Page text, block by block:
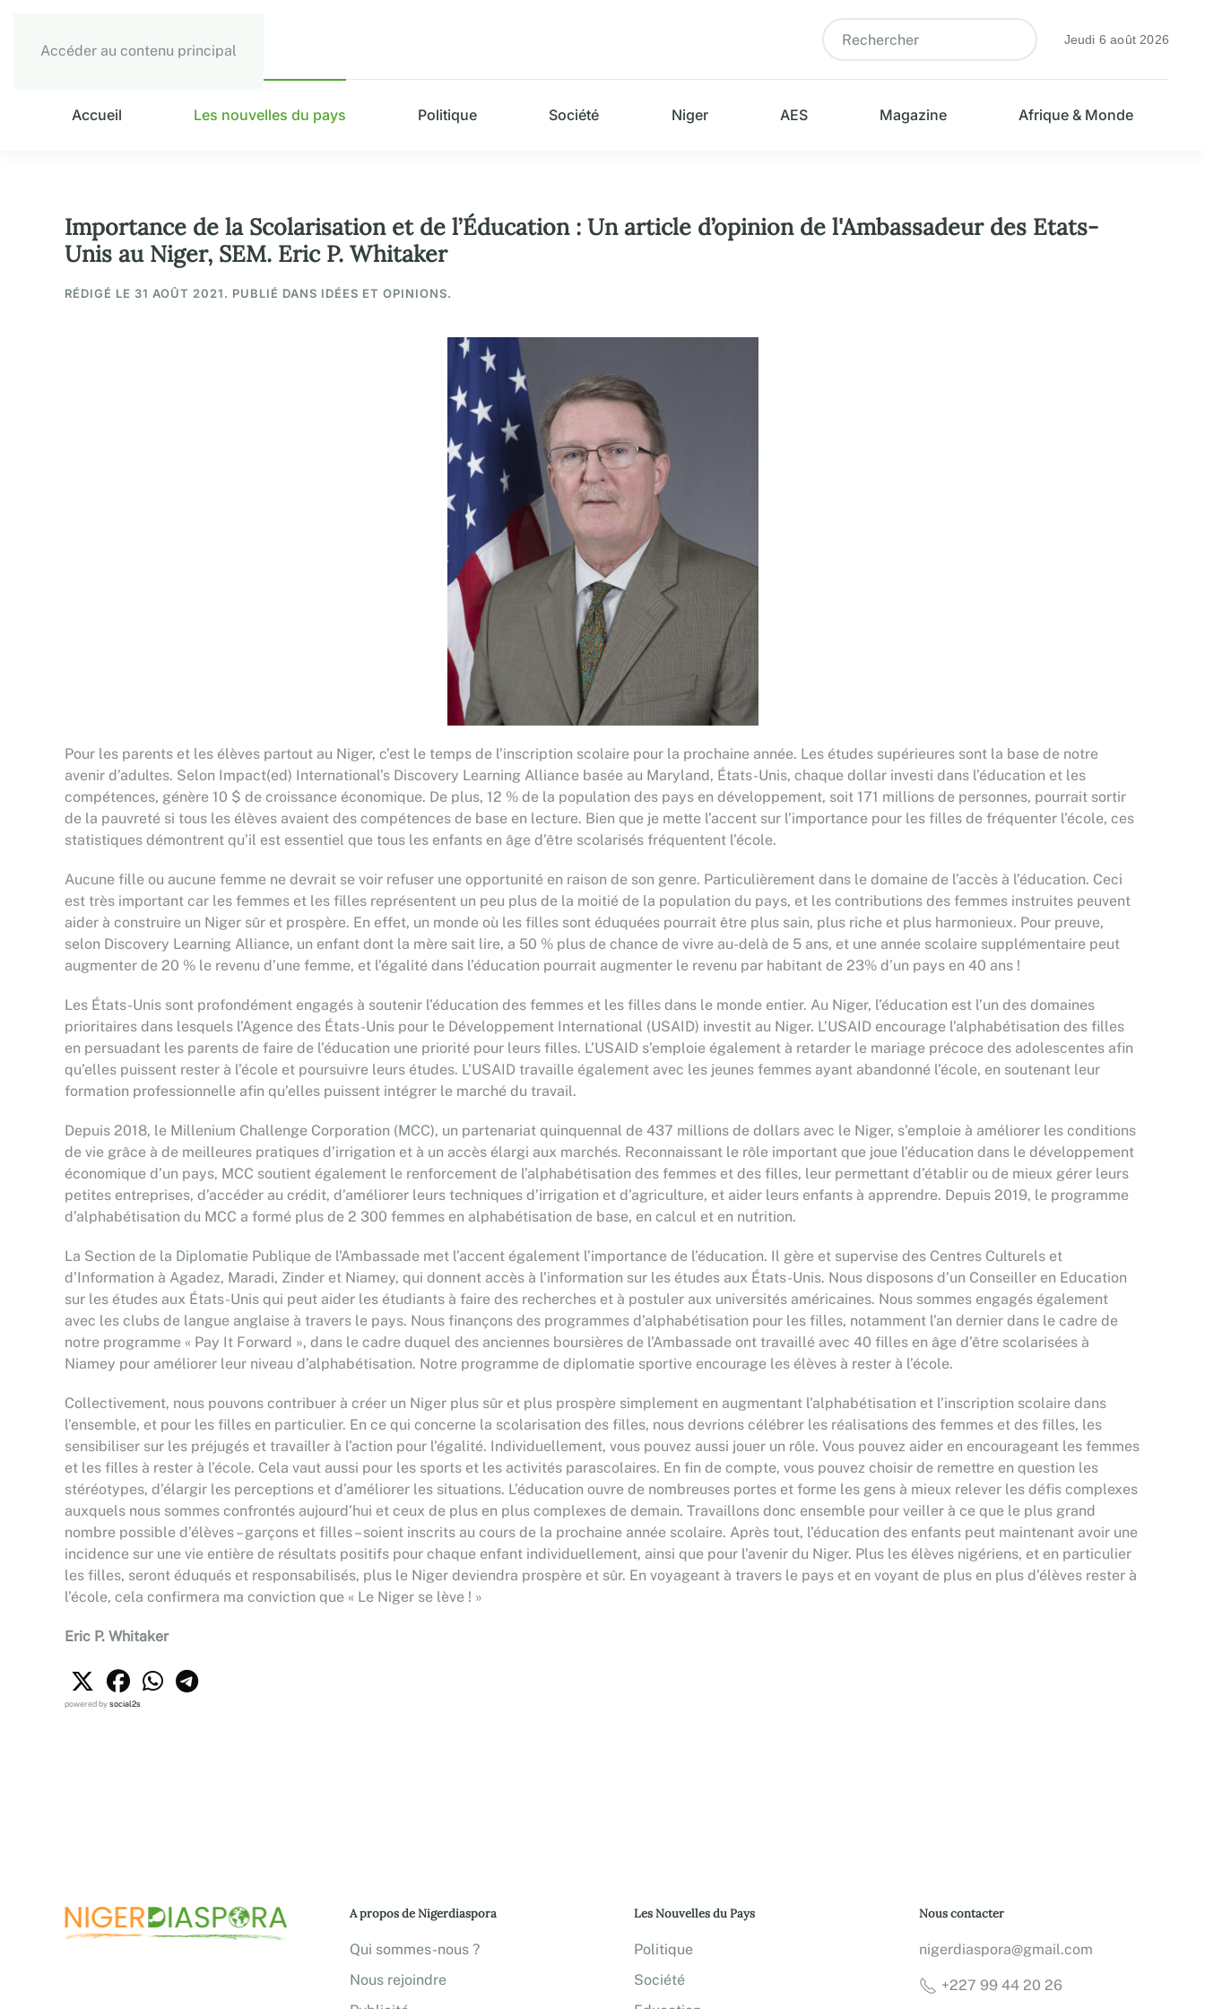
Accéder au contenu principal
Jeudi 6 août 2026
Accueil Les nouvelles du pays Politique Société Niger AES Magazine Afrique & Monde
Importance de la Scolarisation et de l’Éducation : Un article d’opinion de l'Ambassadeur des Etats-
Unis au Niger, SEM. Eric P. Whitaker
RÉDIGÉ LE 31 AOÛT 2021. PUBLIÉ DANS IDÉES ET OPINIONS.
Pour les parents et les élèves partout au Niger, c’est le temps de l’inscription scolaire pour la prochaine année. Les études supérieures sont la base de notre
avenir d’adultes. Selon Impact(ed) International’s Discovery Learning Alliance basée au Maryland, États-Unis, chaque dollar investi dans l’éducation et les
compétences, génère 10 $ de croissance économique. De plus, 12 % de la population des pays en développement, soit 171 millions de personnes, pourrait sortir
de la pauvreté si tous les élèves avaient des compétences de base en lecture. Bien que je mette l’accent sur l’importance pour les filles de fréquenter l’école, ces
statistiques démontrent qu’il est essentiel que tous les enfants en âge d’être scolarisés fréquentent l’école.
Aucune fille ou aucune femme ne devrait se voir refuser une opportunité en raison de son genre. Particulièrement dans le domaine de l’accès à l’éducation. Ceci
est très important car les femmes et les filles représentent un peu plus de la moitié de la population du pays, et les contributions des femmes instruites peuvent
aider à construire un Niger sûr et prospère. En effet, un monde où les filles sont éduquées pourrait être plus sain, plus riche et plus harmonieux. Pour preuve,
selon Discovery Learning Alliance, un enfant dont la mère sait lire, a 50 % plus de chance de vivre au-delà de 5 ans, et une année scolaire supplémentaire peut
augmenter de 20 % le revenu d’une femme, et l’égalité dans l’éducation pourrait augmenter le revenu par habitant de 23% d’un pays en 40 ans !
Les États-Unis sont profondément engagés à soutenir l’éducation des femmes et les filles dans le monde entier. Au Niger, l’éducation est l’un des domaines
prioritaires dans lesquels l’Agence des États-Unis pour le Développement International (USAID) investit au Niger. L’USAID encourage l’alphabétisation des filles
en persuadant les parents de faire de l’éducation une priorité pour leurs filles. L’USAID s’emploie également à retarder le mariage précoce des adolescentes afin
qu’elles puissent rester à l’école et poursuivre leurs études. L’USAID travaille également avec les jeunes femmes ayant abandonné l’école, en soutenant leur
formation professionnelle afin qu’elles puissent intégrer le marché du travail.
Depuis 2018, le Millenium Challenge Corporation (MCC), un partenariat quinquennal de 437 millions de dollars avec le Niger, s’emploie à améliorer les conditions
de vie grâce à de meilleures pratiques d’irrigation et à un accès élargi aux marchés. Reconnaissant le rôle important que joue l’éducation dans le développement
économique d’un pays, MCC soutient également le renforcement de l’alphabétisation des femmes et des filles, leur permettant d’établir ou de mieux gérer leurs
petites entreprises, d’accéder au crédit, d’améliorer leurs techniques d’irrigation et d’agriculture, et aider leurs enfants à apprendre. Depuis 2019, le programme
d’alphabétisation du MCC a formé plus de 2 300 femmes en alphabétisation de base, en calcul et en nutrition.
La Section de la Diplomatie Publique de l’Ambassade met l’accent également l’importance de l’éducation. Il gère et supervise des Centres Culturels et
d’Information à Agadez, Maradi, Zinder et Niamey, qui donnent accès à l’information sur les études aux États-Unis. Nous disposons d’un Conseiller en Education
sur les études aux États-Unis qui peut aider les étudiants à faire des recherches et à postuler aux universités américaines. Nous sommes engagés également
avec les clubs de langue anglaise à travers le pays. Nous finançons des programmes d’alphabétisation pour les filles, notamment l’an dernier dans le cadre de
notre programme « Pay It Forward », dans le cadre duquel des anciennes boursières de l’Ambassade ont travaillé avec 40 filles en âge d’être scolarisées à
Niamey pour améliorer leur niveau d’alphabétisation. Notre programme de diplomatie sportive encourage les élèves à rester à l’école.
Collectivement, nous pouvons contribuer à créer un Niger plus sûr et plus prospère simplement en augmentant l’alphabétisation et l’inscription scolaire dans
l’ensemble, et pour les filles en particulier. En ce qui concerne la scolarisation des filles, nous devrions célébrer les réalisations des femmes et des filles, les
sensibiliser sur les préjugés et travailler à l’action pour l’égalité. Individuellement, vous pouvez aussi jouer un rôle. Vous pouvez aider en encourageant les femmes
et les filles à rester à l’école. Cela vaut aussi pour les sports et les activités parascolaires. En fin de compte, vous pouvez choisir de remettre en question les
stéréotypes, d’élargir les perceptions et d’améliorer les situations. L’éducation ouvre de nombreuses portes et forme les gens à mieux relever les défis complexes
auxquels nous sommes confrontés aujourd’hui et ceux de plus en plus complexes de demain. Travaillons donc ensemble pour veiller à ce que le plus grand
nombre possible d’élèves – garçons et filles – soient inscrits au cours de la prochaine année scolaire. Après tout, l’éducation des enfants peut maintenant avoir une
incidence sur une vie entière de résultats positifs pour chaque enfant individuellement, ainsi que pour l’avenir du Niger. Plus les élèves nigériens, et en particulier
les filles, seront éduqués et responsabilisés, plus le Niger deviendra prospère et sûr. En voyageant à travers le pays et en voyant de plus en plus d’élèves rester à
l’école, cela confirmera ma conviction que « Le Niger se lève ! »
Eric P. Whitaker
powered bysocial2s
A propos de Nigerdiaspora
Qui sommes-nous ?
Nous rejoindre
Les Nouvelles du Pays
Politique
Société
Nous contacter
nigerdiaspora@gmail.com
+227 99 44 20 26